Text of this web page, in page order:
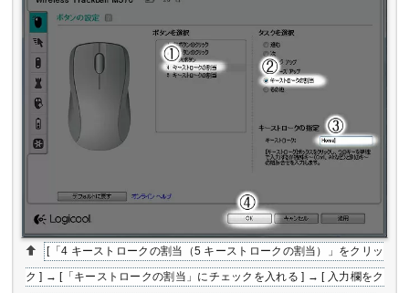
[「4 キーストロークの割当（5 キーストロークの割当）」をクリッ
ク ] → [「キーストロークの割当」にチェックを入れる ] → [ 入力欄をク